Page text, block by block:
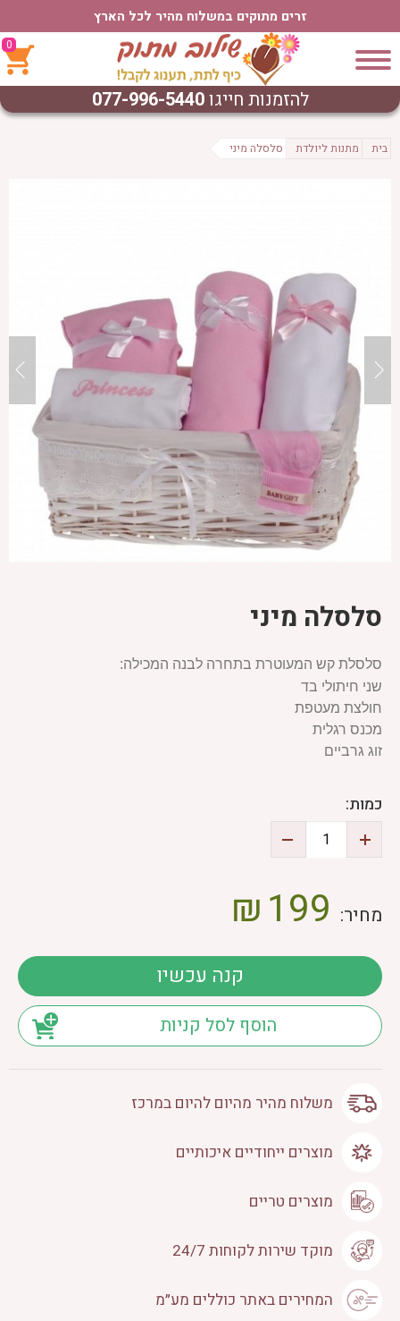
זרים מתוקים במשלוח מהיר לכל הארץ
0
להזמנות חייגו077-996-5440
בית מתנות ליולדת סלסלה מיני
סלסלה מיני
סלסלת קש המעוטרת בתחרה לבנה המכילה:
שני חיתולי בד
חולצת מעטפת
מכנס רגלית
זוג גרביים
כמות:
מחיר: 199
₪
קנה עכשיו
הוסף לסל קניות
משלוח מהיר מהיום להיום במרכז
מוצרים ייחודיים איכותיים
מוצרים טריים
מוקד שירות לקוחות 24/7
המחירים באתר כוללים מע״מ